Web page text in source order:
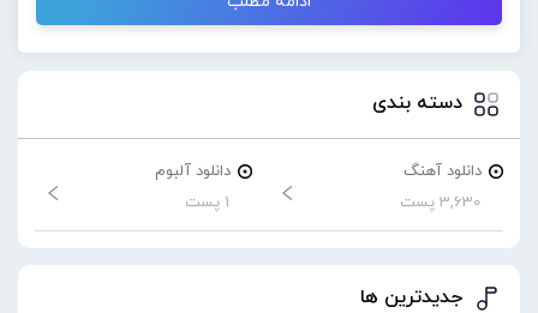
دسته بندی
دانلود آهنگ
3,630 پست
دانلود آلبوم
1 پست
جدیدترین ها